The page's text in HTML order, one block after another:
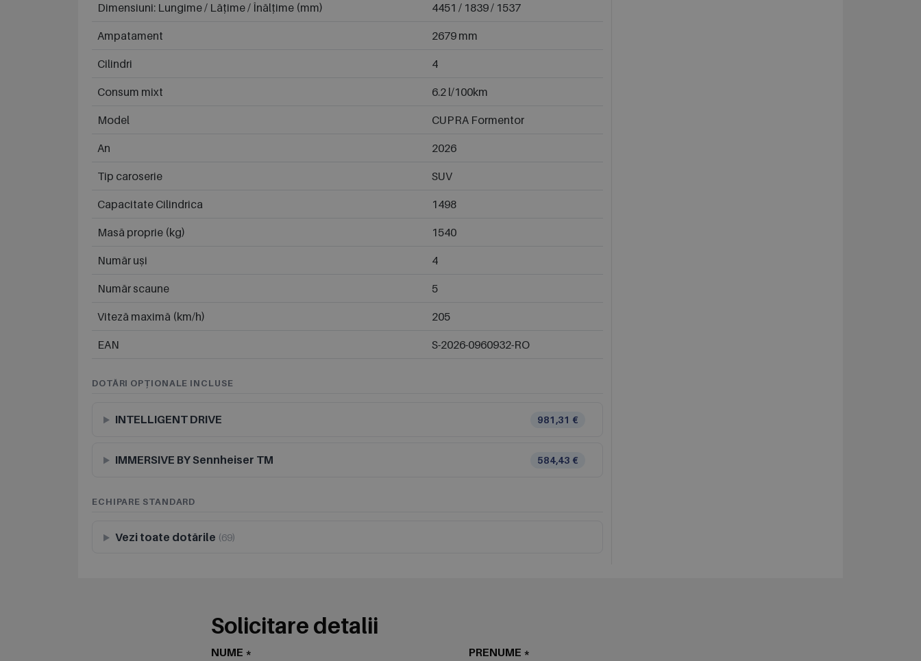
Dimensiuni: Lungime / Lățime / Înălțime (mm) 4451 / 1839 / 1537
Ampatament 2679 mm
Cilindri 4
Consum mixt 6.2 l/100km
Model CUPRA Formentor
An 2026
Tip caroserie SUV
Capacitate Cilindrica 1498
Masă proprie (kg) 1540
Număr uși 4
Număr scaune 5
Viteză maximă (km/h) 205
EAN S-2026-0960932-RO
DOTĂRI OPȚIONALE INCLUSE
INTELLIGENT DRIVE 981,31 €
IMMERSIVE BY Sennheiser TM 584,43 €
ECHIPARE STANDARD
Vezi toate dotările (69)
Solicitare detalii
NUME * PRENUME *